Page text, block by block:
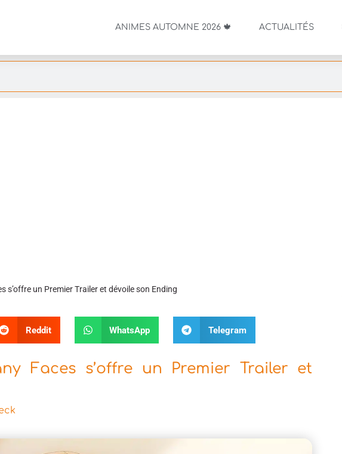
ANIMES AUTOMNE 2026 🍁 ACTUALITÉS
s’offre un Premier Trailer et dévoile son Ending
Reddit WhatsApp Telegram
Faces s’offre un Premier Trailer et